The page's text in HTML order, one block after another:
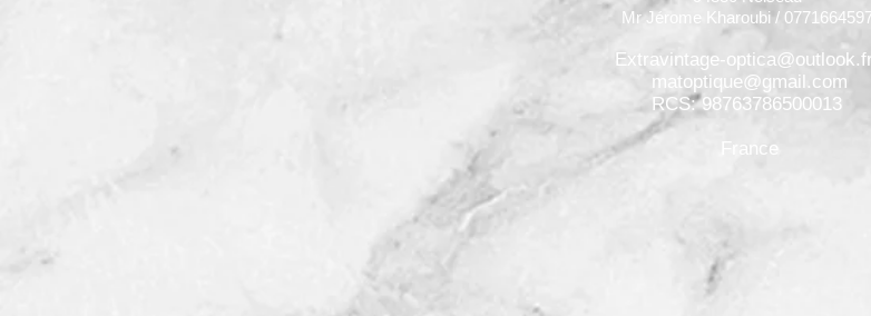
Mr Jérome Kharoubi / 0771664597
Extravintage-optica@outlook.fr
matoptique@gmail.com
RCS: 98763786500013
France